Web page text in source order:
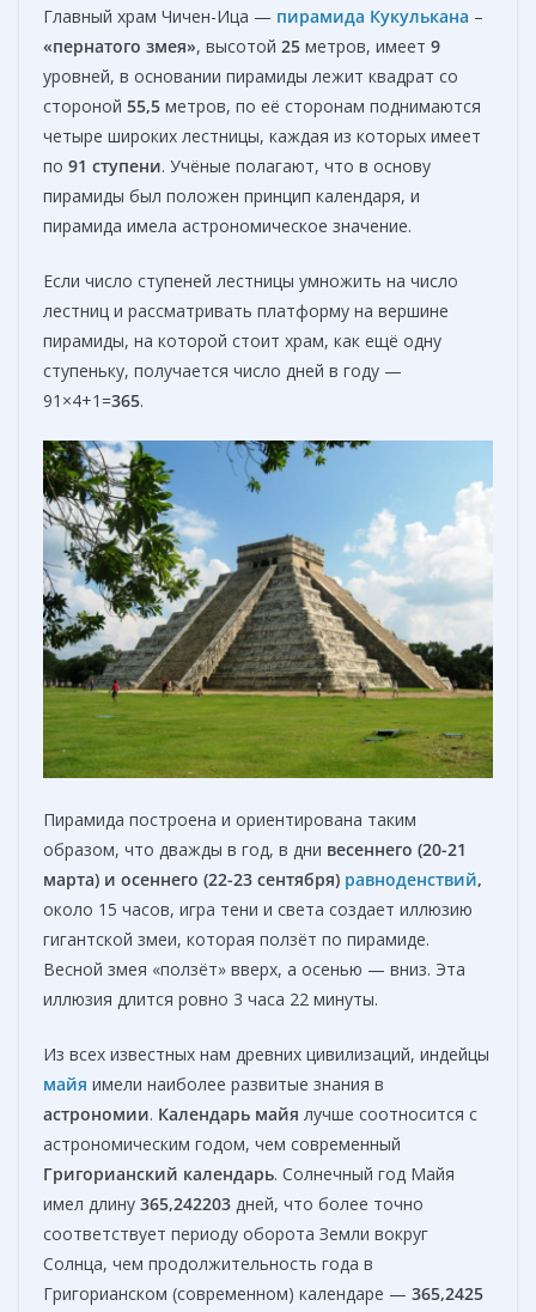
Главный храм Чичен-Ица — пирамида Кукулькана –
«пернатого змея», высотой 25 метров, имеет 9
уровней, в основании пирамиды лежит квадрат со
стороной 55,5 метров, по её сторонам поднимаются
четыре широких лестницы, каждая из которых имеет
по 91 ступени. Учёные полагают, что в основу
пирамиды был положен принцип календаря, и
пирамида имела астрономическое значение.
Если число ступеней лестницы умножить на число
лестниц и рассматривать платформу на вершине
пирамиды, на которой стоит храм, как ещё одну
ступеньку, получается число дней в году —
91×4+1=365.
Пирамида построена и ориентирована таким
образом, что дважды в год, в дни весеннего (20-21
марта) и осеннего (22-23 сентября) равноденствий,
около 15 часов, игра тени и света создает иллюзию
гигантской змеи, которая ползёт по пирамиде.
Весной змея «ползёт» вверх, а осенью — вниз. Эта
иллюзия длится ровно 3 часа 22 минуты.
Из всех известных нам древних цивилизаций, индейцы
майя имели наиболее развитые знания в
астрономии. Календарь майя лучше соотносится с
астрономическим годом, чем современный
Григорианский календарь. Солнечный год Майя
имел длину 365,242203 дней, что более точно
соответствует периоду оборота Земли вокруг
Солнца, чем продолжительность года в
Григорианском (современном) календаре — 365,2425